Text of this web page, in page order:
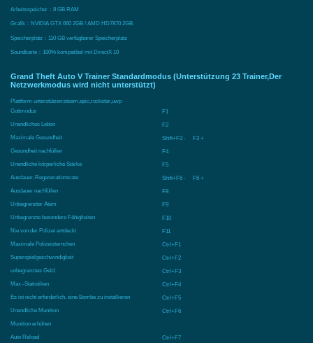
Arbeitsspeicher：8 GB RAM
Grafik：NVIDIA GTX 660 2GB / AMD HD7870 2GB
Speicherplatz：110 GB verfügbarer Speicherplatz
Soundkarte：100% kompatibel mit DirectX 10
Grand Theft Auto V Trainer Standardmodus (Unterstützung 23 Trainer,Der
Netzwerkmodus wird nicht unterstützt)
Plattform unterstützen:steam,epic,rockstar,uwp
Gottmodus
F1
Unendliches Leben
F2
Maximale Gesundheit
Shift+F3 - F3 +
Gesundheit nachfüllen
F4
Unendliche körperliche Stärke
F5
Ausdauer-Regenerationsrate
Shift+F6 - F6 +
Ausdauer nachfüllen
F8
Unbegrenzter Atem
F9
Unbegrenzte besondere Fähigkeiten
F10
Nie von der Polizei entdeckt
F11
Maximale Polizeisternchen
Ctrl+F1
Superspielgeschwindigkeit
Ctrl+F2
unbegrenztes Geld
Ctrl+F3
Max -Statistiken
Ctrl+F4
Es ist nicht erforderlich, eine Bombe zu installieren
Ctrl+F5
Unendliche Munition
Ctrl+F6
Munition erhöhen
Auto Reload
Ctrl+F7